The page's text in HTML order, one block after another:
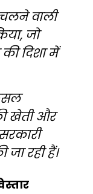
वाली
जो
दिशा में
खेती और
जा रही हैं।